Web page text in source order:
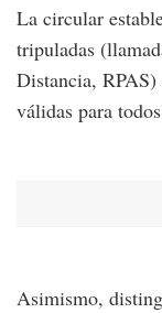
La circular
tripuladas
Distancia,
válidas para
Asimismo,